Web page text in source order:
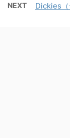
NEXT Dickies